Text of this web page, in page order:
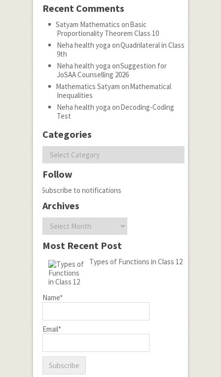
\right) \\ f\left( x
\right) =\left(
\frac { { 3x }^{ 3
}-{ 32x }^{ 3 }+{
30x }^{ 3 }+{ 7x
}^{ 3 } }{ 8 }
\right) +\left(
\frac { -6{ x }^{ 2
}+96{ x }^{ 2
}-42{ x }^{ 2 } }{
8 } \right) +\left(
\frac {
-3x+32x+30x+77x
}{ 8 } \right)
+\left( \frac { 6-
96+180-42 }{ 8 }
\right) \\ f\left( x
\right) =\frac { {
8x }^{ 3 } }{ 8 } -
\frac { 72{ x }^{ 2
} }{ 8 } +\frac {
136x }{ 8 } +\frac
f\left( x \right) ={
2 }+17x+6
Recent Comments
Satyam Mathematics onBasic
Proportionality Theorem Class 10
Neha health yoga onQuadrilateral in Class
9th
Neha health yoga onSuggestion for
JoSAA Counselling 2026
Mathematics Satyam onMathematical
Inequalities
Neha health yoga onDecoding-Coding
Test
Categories
Categories
Follow
Subscribe to notifications
Archives
Archives
Most Recent Post
Types of Functions in Class 12
Name*
Email*